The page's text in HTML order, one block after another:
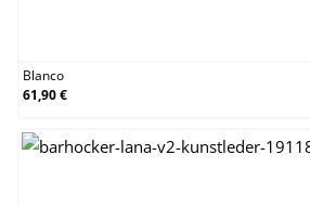
Blanco
61,90 €